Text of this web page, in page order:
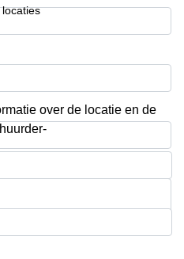
over de locatie en de